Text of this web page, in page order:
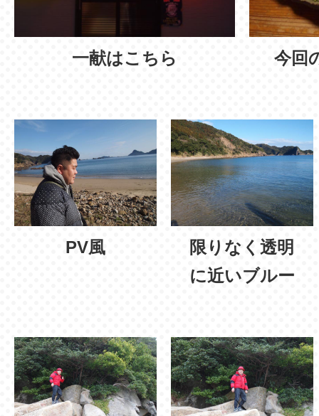
一献はこちら 今回
PV風
限りなく透明
に近いブルー